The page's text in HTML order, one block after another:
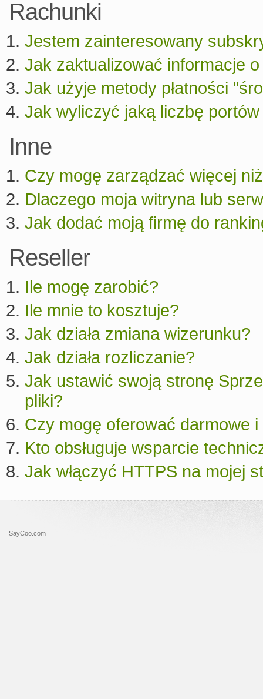
Rachunki
Jestem zainteresowany
Jak zaktualizować informacje
Jak użyje metody płatności
Jak wyliczyć jaką liczbę
Inne
Czy mogę zarządzać więcej
Dlaczego moja witryna lub
Jak dodać moją firmę do
Reseller
Ile mogę zarobić?
Ile mnie to kosztuje?
Jak działa zmiana wizerunku?
Jak działa rozliczanie?
Jak ustawić swoją stronę
pliki?
Czy mogę oferować darmowe
Kto obsługuje wsparcie
Jak włączyć HTTPS na mojej
SayCoo.com